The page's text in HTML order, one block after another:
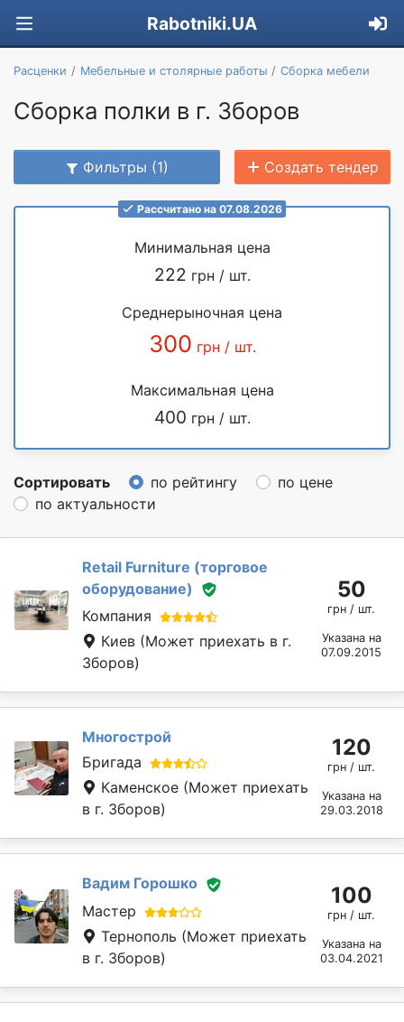
Rabotniki.UA
Расценки Мебельные и столярные работы Сборка мебели
Сборка полки в г. Зборов
Фильтры (1) Создать тендер
Рассчитано на 07.08.2026
Минимальная цена
222 грн / шт.
Среднерыночная цена
300 грн / шт.
Максимальная цена
400 грн / шт.
Сортировать по рейтингу
по цене
по актуальности
Retail Furniture (торговое
оборудование)
Компания
Киев (Может приехать в г.
Зборов)
50
грн / шт.
Указана на
07.09.2015
Многострой
Бригада
Каменское (Может приехать
в г. Зборов)
120
грн / шт.
Указана на
29.03.2018
Вадим Горошко
Мастер
Тернополь (Может приехать
в г. Зборов)
100
грн / шт.
Указана на
03.04.2021